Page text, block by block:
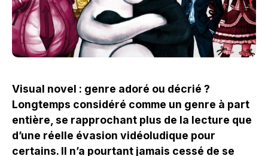
Visual novel : genre adoré ou décrié ?
Longtemps considéré comme un genre à part
entière, se rapprochant plus de la lecture que
d’une réelle évasion vidéoludique pour
certains. Il n’a pourtant jamais cessé de se